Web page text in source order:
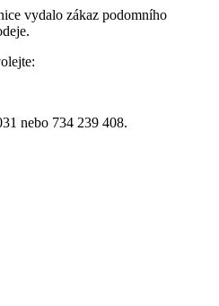
vydalo zákaz podomního
nebo 734 239 408.